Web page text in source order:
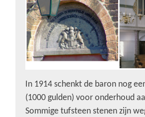
In 1914 schenkt de baron nog
(1000 gulden) voor onderhoud
Sommige tufsteen stenen zijn